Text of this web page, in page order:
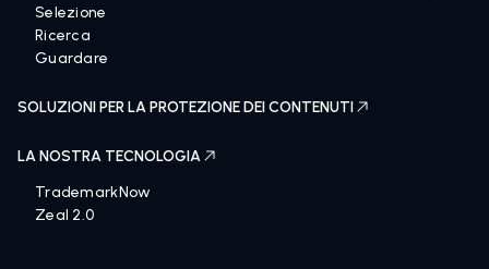
Selezione
Ricerca
Guardare
SOLUZIONI PER LA PROTEZIONE DEI CONTENUTI
LA NOSTRA TECNOLOGIA
TrademarkNow
Zeal 2.0